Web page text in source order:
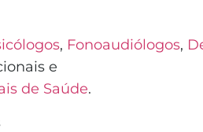
, Fonoaudiólogos,
e
de Saúde.